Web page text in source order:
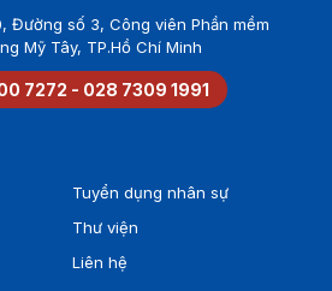
Đường số 3, Công viên Phần mềm
Mỹ Tây, TP.Hồ Chí Minh
7272 - 028 7309 1991
Tuyển dụng nhân sự
Thư viện
Liên hệ